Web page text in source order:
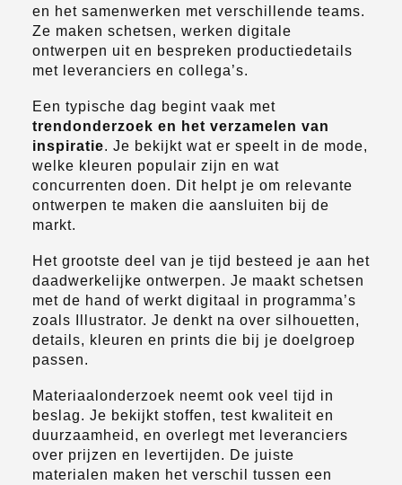
en het samenwerken met verschillende teams.
Ze maken schetsen, werken digitale
ontwerpen uit en bespreken productiedetails
met leveranciers en collega’s.
Een typische dag begint vaak met
trendonderzoek en het verzamelen van
inspiratie. Je bekijkt wat er speelt in de mode,
welke kleuren populair zijn en wat
concurrenten doen. Dit helpt je om relevante
ontwerpen te maken die aansluiten bij de
markt.
Het grootste deel van je tijd besteed je aan het
daadwerkelijke ontwerpen. Je maakt schetsen
met de hand of werkt digitaal in programma’s
zoals Illustrator. Je denkt na over silhouetten,
details, kleuren en prints die bij je doelgroep
passen.
Materiaalonderzoek neemt ook veel tijd in
beslag. Je bekijkt stoffen, test kwaliteit en
duurzaamheid, en overlegt met leveranciers
over prijzen en levertijden. De juiste
materialen maken het verschil tussen een